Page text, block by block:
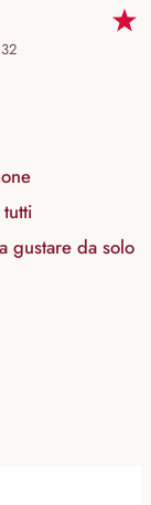
gustare da solo